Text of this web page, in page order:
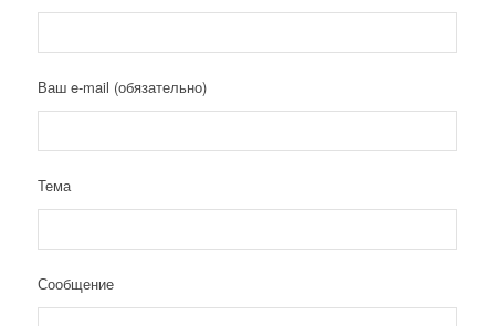
Ваш e-mail (обязательно)
Тема
Сообщение